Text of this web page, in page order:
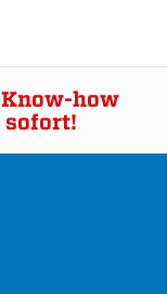
how
sofort!